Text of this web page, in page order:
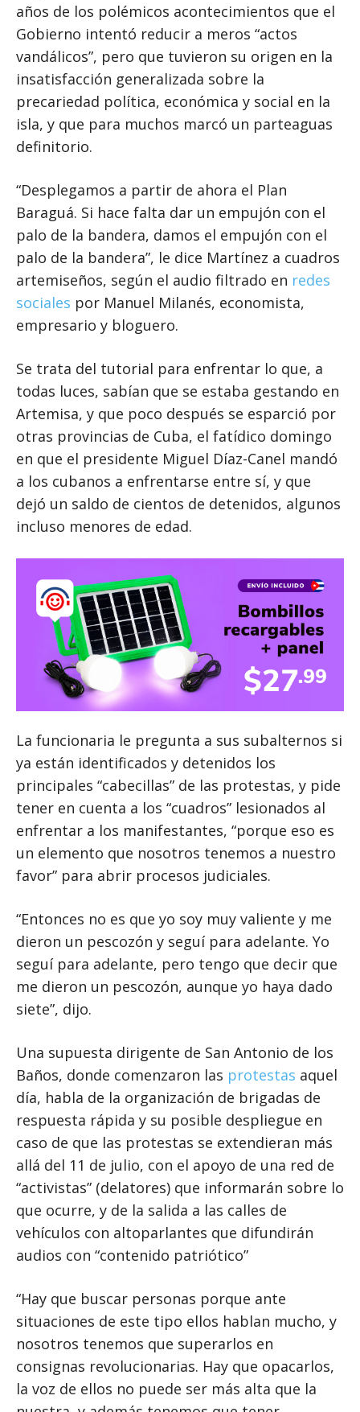
años de los polémicos acontecimientos que el
Gobierno intentó reducir a meros “actos
vandálicos”, pero que tuvieron su origen en la
insatisfacción generalizada sobre la
precariedad política, económica y social en la
isla, y que para muchos marcó un parteaguas
definitorio.
“Desplegamos a partir de ahora el Plan
Baraguá. Si hace falta dar un empujón con el
palo de la bandera, damos el empujón con el
palo de la bandera”, le dice Martínez a cuadros
artemiseños, según el audio filtrado en redes
sociales por Manuel Milanés, economista,
empresario y bloguero.
Se trata del tutorial para enfrentar lo que, a
todas luces, sabían que se estaba gestando en
Artemisa, y que poco después se esparció por
otras provincias de Cuba, el fatídico domingo
en que el presidente Miguel Díaz-Canel mandó
a los cubanos a enfrentarse entre sí, y que
dejó un saldo de cientos de detenidos, algunos
incluso menores de edad.
La funcionaria le pregunta a sus subalternos si
ya están identificados y detenidos los
principales “cabecillas” de las protestas, y pide
tener en cuenta a los “cuadros” lesionados al
enfrentar a los manifestantes, “porque eso es
un elemento que nosotros tenemos a nuestro
favor” para abrir procesos judiciales.
“Entonces no es que yo soy muy valiente y me
dieron un pescozón y seguí para adelante. Yo
seguí para adelante, pero tengo que decir que
me dieron un pescozón, aunque yo haya dado
siete”, dijo.
Una supuesta dirigente de San Antonio de los
Baños, donde comenzaron las protestas aquel
día, habla de la organización de brigadas de
respuesta rápida y su posible despliegue en
caso de que las protestas se extendieran más
allá del 11 de julio, con el apoyo de una red de
“activistas” (delatores) que informarán sobre lo
que ocurre, y de la salida a las calles de
vehículos con altoparlantes que difundirán
audios con “contenido patriótico”
“Hay que buscar personas porque ante
situaciones de este tipo ellos hablan mucho, y
nosotros tenemos que superarlos en
consignas revolucionarias. Hay que opacarlos,
la voz de ellos no puede ser más alta que la